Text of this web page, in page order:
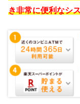
き非常に便利なシ